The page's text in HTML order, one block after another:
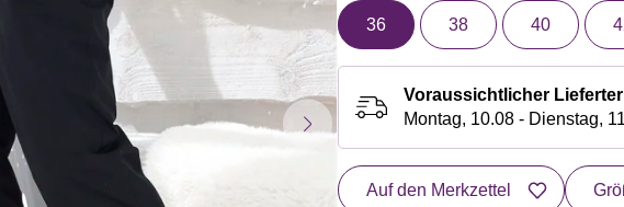
36 38 40
Voraussichtlicher
Montag, 10.08 - Dienstag,
Auf den Merkzettel